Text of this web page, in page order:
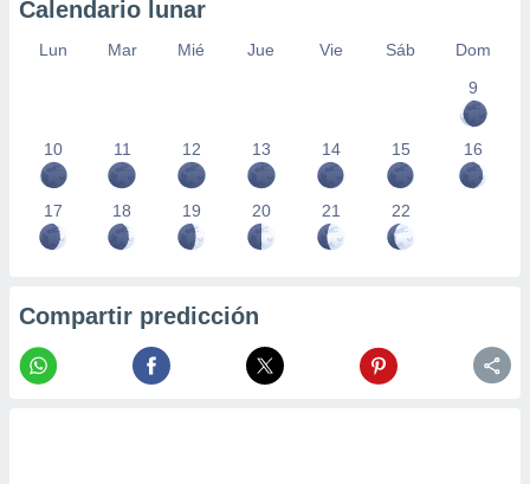
Calendario lunar
Lun Mar Mié Jue Vie Sáb
Dom
9
10 11 12 13 14 15 16
17 18 19 20 21 22
Compartir predicción